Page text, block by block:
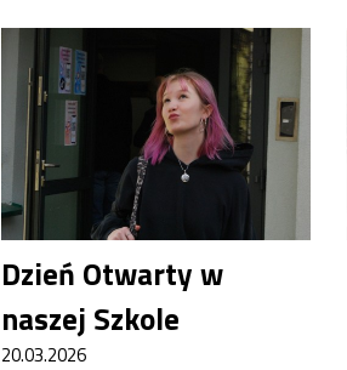
Dzień Otwarty w
naszej Szkole
20.03.2026